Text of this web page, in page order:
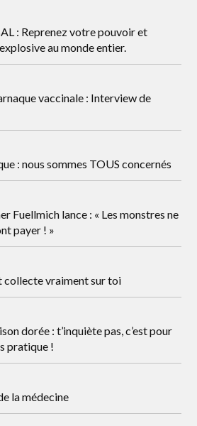
: Reprenez votre pouvoir et
au monde entier.
vaccinale : Interview de
: nous sommes TOUS concernés
Fuellmich lance : « Les monstres ne
payer ! »
collecte vraiment sur toi
dorée : t’inquiète pas, c’est pour
pratique !
la médecine